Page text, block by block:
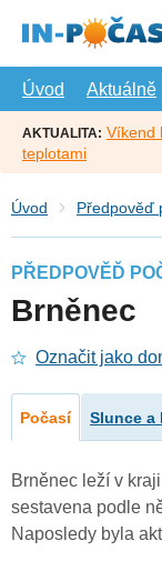
hlavní
Úvod
Aktuálně
AKTUALITA: Víkend
teplotami
Úvod Předpověď
PŘEDPOVĚĎ
Brněnec
Označit jako
Počasí Slunce a
Brněnec leží v
sestavena podle
Naposledy byla